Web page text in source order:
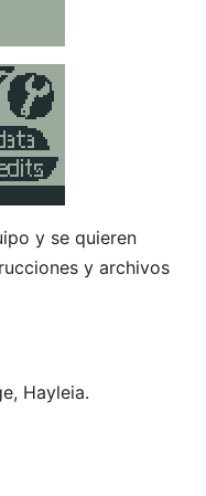
y se quieren
y archivos
Hayleia.